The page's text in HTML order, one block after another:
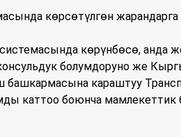
көрсөтүлгөн
көрүнбөсө, анда
болумдоруно же
караштуу
каттоо боюнча мамлекеттик